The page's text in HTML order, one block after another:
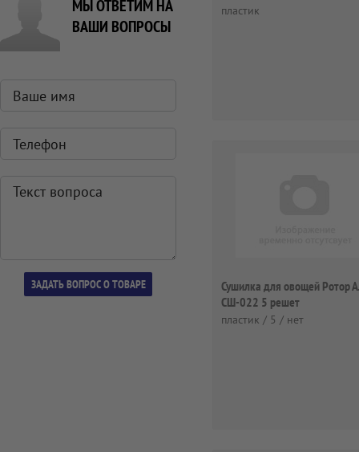
МЫ ОТВЕТИМ НА
ВАШИ ВОПРОСЫ
пластик
Сушилка для овощей Ротор
СШ-022 5 решет
пластик / 5 / нет